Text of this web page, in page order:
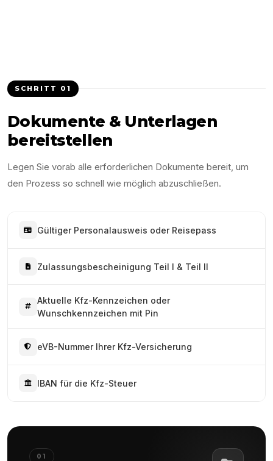
SCHRITT 01
Dokumente & Unterlagen
bereitstellen
Legen Sie vorab alle erforderlichen Dokumente bereit, um
den Prozess so schnell wie möglich abzuschließen.
Gültiger Personalausweis oder Reisepass
Zulassungsbescheinigung Teil I & Teil II
Aktuelle Kfz-Kennzeichen oder
Wunschkennzeichen mit Pin
eVB-Nummer Ihrer Kfz-Versicherung
IBAN für die Kfz-Steuer
01